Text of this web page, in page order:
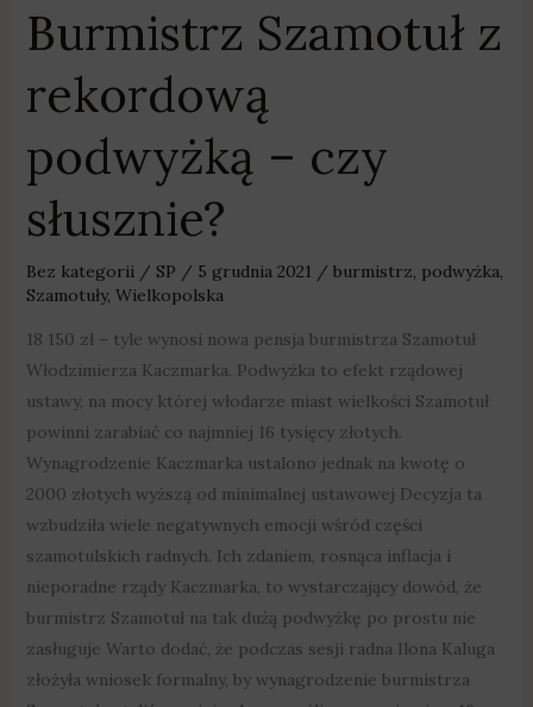
Burmistrz Szamotuł z
rekordową
podwyżką – czy
słusznie?
Bez kategorii/ SP / 5 grudnia 2021 / burmistrz, podwyżka,
Szamotuły, Wielkopolska
18 150 zł – tyle wynosi nowa pensja burmistrza Szamotuł
Włodzimierza Kaczmarka. Podwyżka to efekt rządowej
ustawy, na mocy której włodarze miast wielkości Szamotuł
powinni zarabiać co najmniej 16 tysięcy złotych.
Wynagrodzenie Kaczmarka ustalono jednak na kwotę o
2000 złotych wyższą od minimalnej ustawowej Decyzja ta
wzbudziła wiele negatywnych emocji wśród części
szamotulskich radnych. Ich zdaniem, rosnąca inflacja i
nieporadne rządy Kaczmarka, to wystarczający dowód, że
burmistrz Szamotuł na tak dużą podwyżkę po prostu nie
zasługuje Warto dodać, że podczas sesji radna Ilona Kaluga
złożyła wniosek formalny, by wynagrodzenie burmistrza